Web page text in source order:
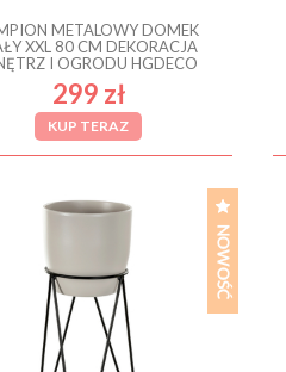
METALOWY DOMEK
XXL 80 CM DEKORACJA
I OGRODU HGDECO
299 zł
KUP TERAZ